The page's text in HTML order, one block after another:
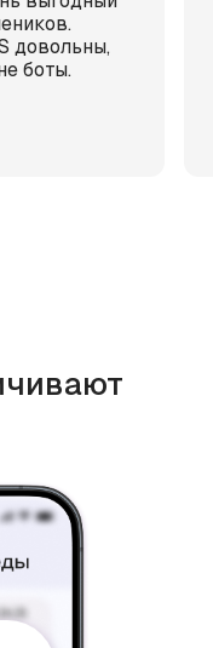
довольны,
боты.